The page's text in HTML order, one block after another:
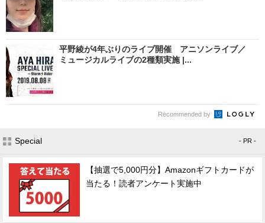
平野綾が4年ぶりのライブ開催 アニソンライブ／
ミュージカルライブの2種類実施 |...
Recommended by
Special - PR -
【抽選で5,000円分】Amazonギフトカードが
当たる！読者アンケート実施中